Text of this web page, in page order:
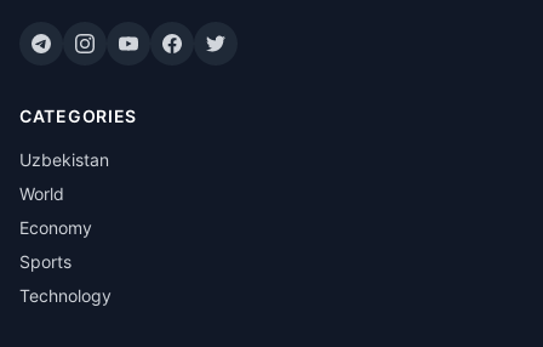
CATEGORIES
Uzbekistan
World
Economy
Sports
Technology